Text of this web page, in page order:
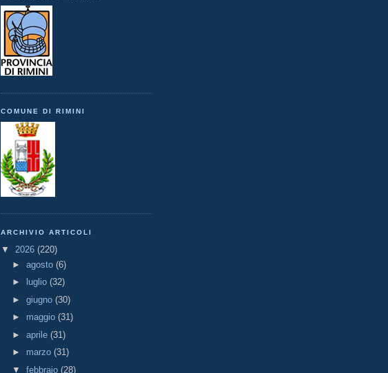
COMUNE DI RIMINI
ARCHIVIO ARTICOLI
▼ 2026 (220)
► agosto (6)
►
luglio (32)
► giugno (30)
► maggio (31)
► aprile (31)
► marzo (31)
▼ febbraio (28)